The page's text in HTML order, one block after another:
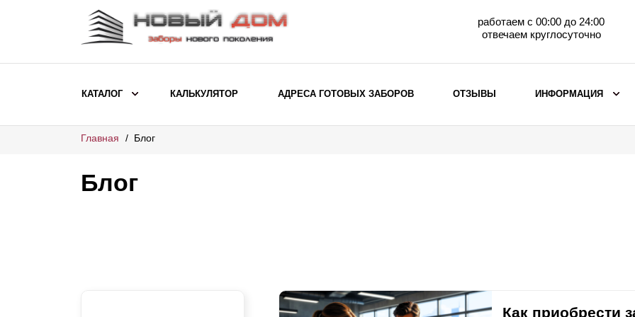
работаем с 00:00 до 24:00
отвечаем круглосуточно
КАТАЛОГ
ВЫБОР ПО МОДЕЛИ
Заборы и ограждения для детских
КАЛЬКУЛЯТОР АДРЕСА ГОТОВЫХ ЗАБОРОВ ОТЗЫВЫ ИНФОРМАЦИЯ
Главная Блог
Блог
Как приобрести